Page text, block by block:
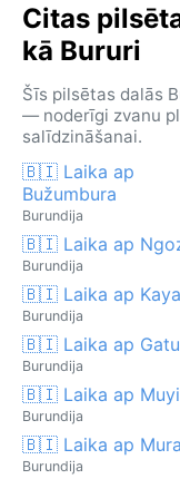
Citas
kā Bururi
Šīs pilsētas dalās
— noderīgi zvanu
salīdzināšanai.
🇧🇮 Laika ap
Bužumbura
Burundija
🇧🇮 Laika ap
Burundija
🇧🇮 Laika ap
Burundija
🇧🇮 Laika ap
Burundija
🇧🇮 Laika ap
Burundija
🇧🇮 Laika ap
Burundija